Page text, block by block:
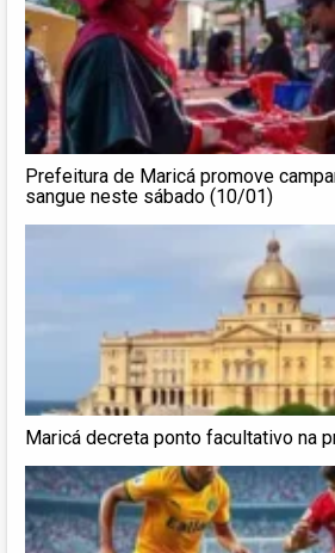
Prefeitura de Maricá promove
sangue neste sábado (10/01)
Maricá decreta ponto facultativo na